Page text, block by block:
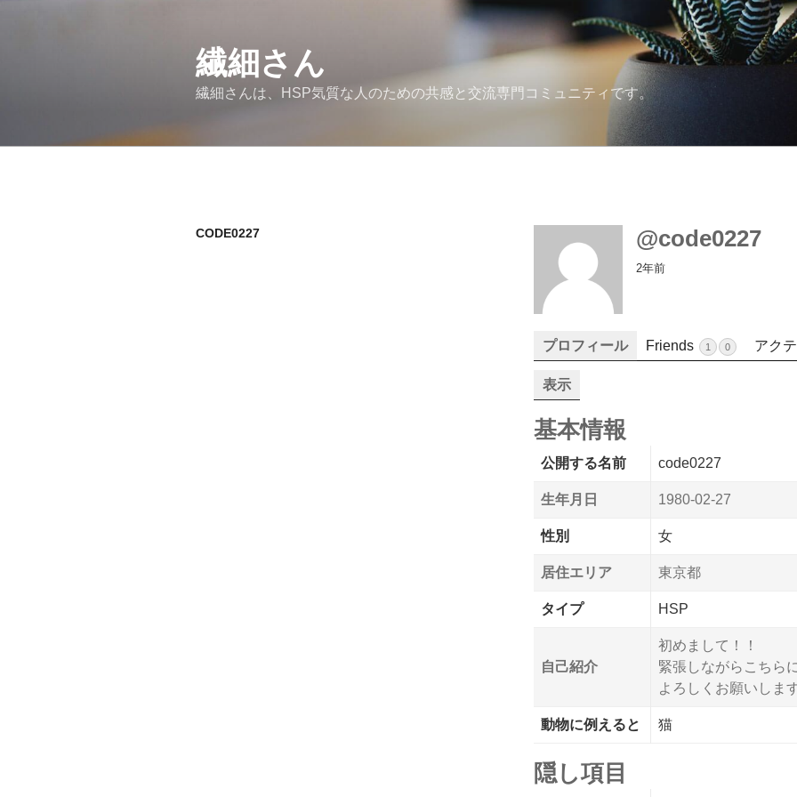
繊細さん
繊細さんは、HSP気質な人のための共感と交流専門コミュニティです。
CODE0227 @code0227
2年前
プロフィール Friends 1 0 アク
表示
基本情報
公開する名前 code0227
生年月日 1980-02-27
性別 女
居住エリア 東京都
タイプ HSP
自己紹介
初めまして！！
緊張しながらこちら
よろしくお願いします
動物に例えると 猫
隠し項目